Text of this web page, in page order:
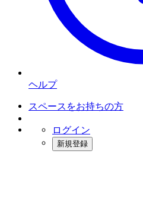
ヘルプ
スペースをお持ちの方
ログイン
新規登録